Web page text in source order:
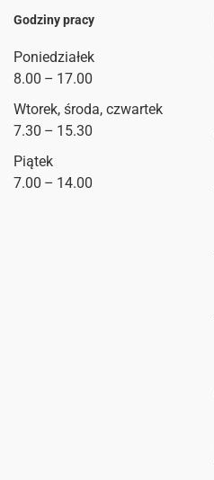
Godziny pracy
Poniedziałek
8.00 – 17.00
Wtorek, środa, czwartek
7.30 – 15.30
Piątek
7.00 – 14.00